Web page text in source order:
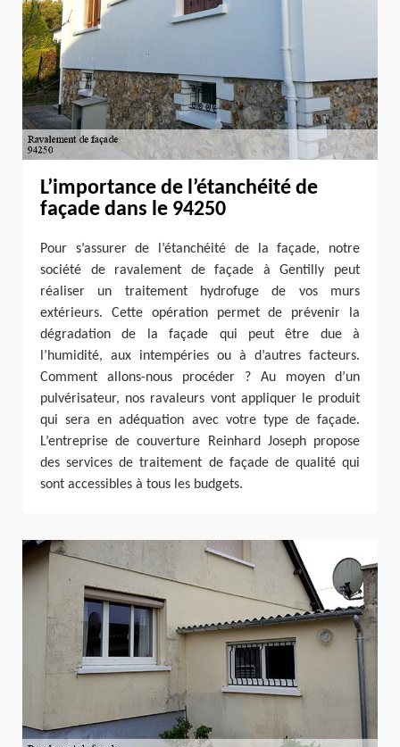
L’importance de l’étanchéité de
façade dans le 94250
Pour s’assurer de l’étanchéité de la façade, notre
société de ravalement de façade à Gentilly peut
réaliser un traitement hydrofuge de vos murs
extérieurs. Cette opération permet de prévenir la
dégradation de la façade qui peut être due à
l’humidité, aux intempéries ou à d’autres facteurs.
Comment allons-nous procéder ? Au moyen d’un
pulvérisateur, nos ravaleurs vont appliquer le produit
qui sera en adéquation avec votre type de façade.
L’entreprise de couverture Reinhard Joseph propose
des services de traitement de façade de qualité qui
sont accessibles à tous les budgets.